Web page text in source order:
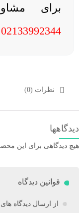
برای
02133992344
نظرات (0)
دیدگاهها
هیچ دیدگاهی برای این
قوانین دیدگاه
از ارسال دیدگاه